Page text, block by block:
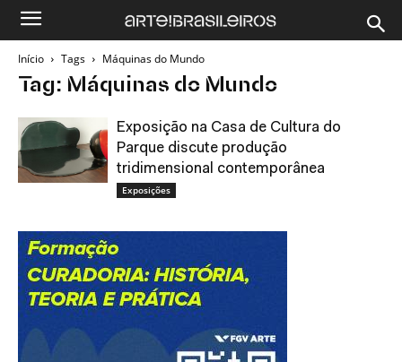
Início Tags Máquinas do Mundo
Tag: Máquinas do Mundo
Exposição na Casa de Cultura do
Parque discute produção
tridimensional contemporânea
Exposições